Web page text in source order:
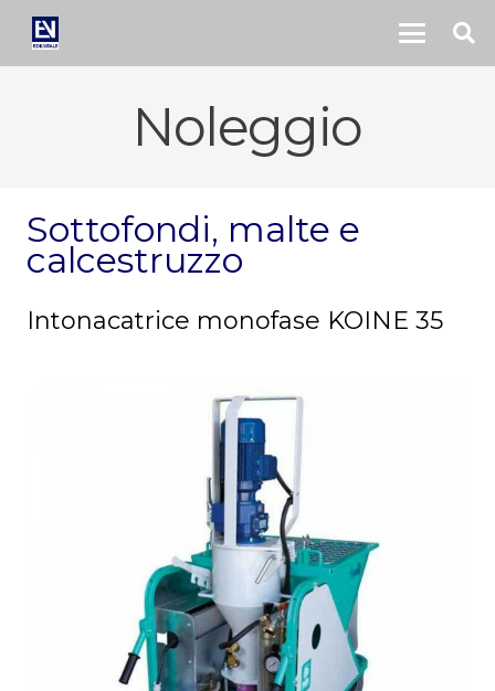
Noleggio
Sottofondi, malte e
calcestruzzo
Intonacatrice monofase KOINE 35